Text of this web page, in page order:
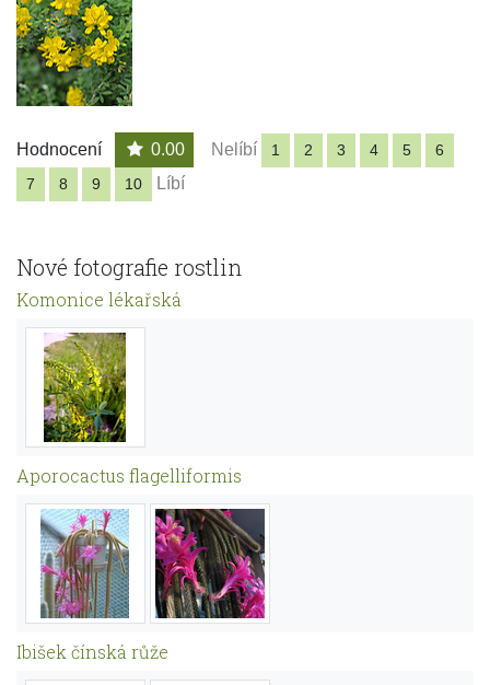
Hodnocení 0.00 Nelíbí 1 2 3 4 5
6
7
8 9 10 Líbí
Nové fotografie rostlin
Komonice lékařská
Aporocactus flagelliformis
Ibišek čínská růže